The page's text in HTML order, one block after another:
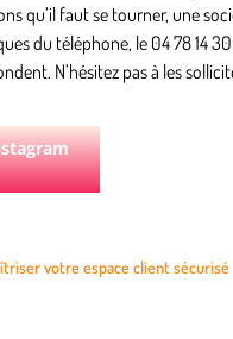
qu’il faut se tourner, une
du téléphone, le 04 78 14
N’hésitez pas à les
votre espace client sécurisé